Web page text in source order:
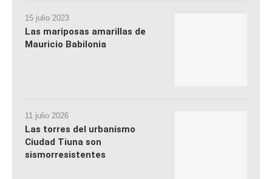
15 julio 2023
Las mariposas amarillas de
Mauricio Babilonia
11 julio 2026
Las torres del urbanismo
Ciudad Tiuna son
sismorresistentes